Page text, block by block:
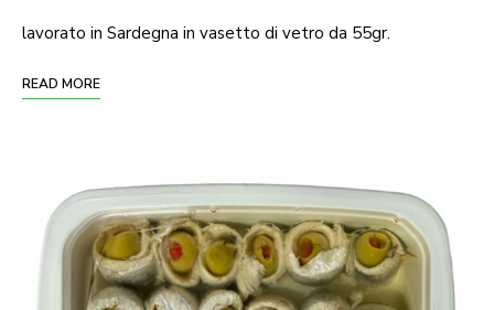
lavorato in Sardegna in vasetto di vetro da 55gr.
READ MORE